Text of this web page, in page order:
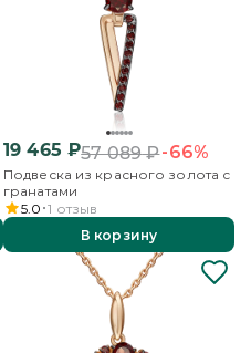
19 465 ₽57 089₽-66%
Подвеска из красного золота с
гранатами
5.0 1 отзыв
В корзину